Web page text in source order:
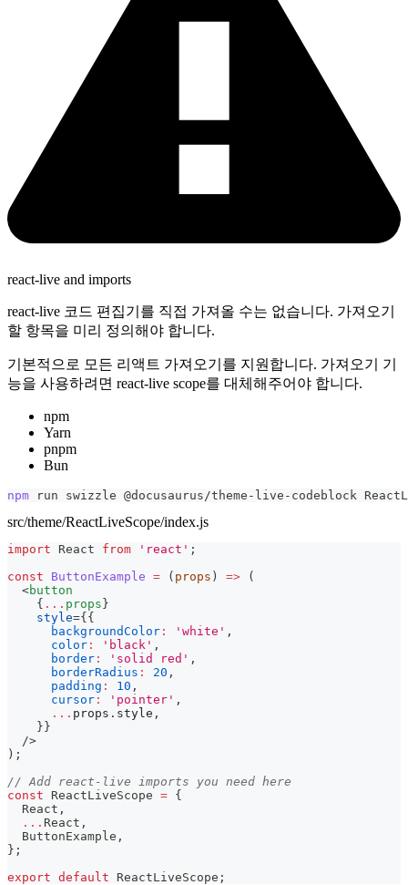
react-live and imports
react-live 코드 편집기를 직접 가져올 수는 없습니다. 가져오기
할 항목을 미리 정의해야 합니다.
기본적으로 모든 리액트 가져오기를 지원합니다. 가져오기 기
능을 사용하려면 react-live scope를 대체해주어야 합니다.
npm
Yarn
pnpm
Bun
npm run swizzle @docusaurus/theme-live-codeblock
src/theme/ReactLiveScope/index.js
import React from 'react' ;
const
ButtonExample = ( props ) =>
(
<button
{ ... props}
style={{
backgroundColor : 'white' ,
color : 'black' ,
border : 'solid red' ,
borderRadius : 20 ,
padding : 10 ,
cursor : 'pointer' ,
... props . style ,
}}
/>
) ;
// Add react-live imports you need here
const
ReactLiveScope = {
React ,
... React ,
ButtonExample ,
} ;
export default ReactLiveScope ;